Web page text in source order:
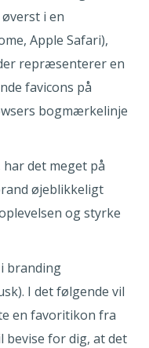
i en
Apple Safari),
repræsenterer en
favicons på
bogmærkelinje
det meget på
øjeblikkeligt
og styrke
branding
I det følgende vil
en favoritikon fra
bevise for dig, at det